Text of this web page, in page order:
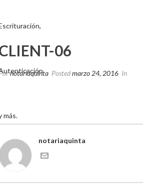
06
notariaquinta Postedmarzo 24, 2016 In
notariaquinta